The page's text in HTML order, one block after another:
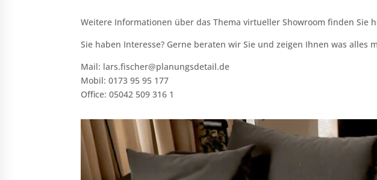
Weitere Informationen über das Thema virtueller Showroom finden Sie
Sie haben Interesse? Gerne beraten wir Sie und zeigen Ihnen was alles
Mail: lars.fischer@planungsdetail.de
Mobil: 0173 95 95 177
Office: 05042 509 316 1